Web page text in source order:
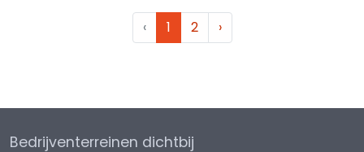
‹ 1 2 ›
Bedrijventerreinen dichtbij